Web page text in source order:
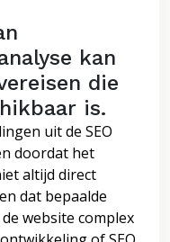
kan
die
is.
uit de SEO
doordat het
altijd direct
dat bepaalde
website complex